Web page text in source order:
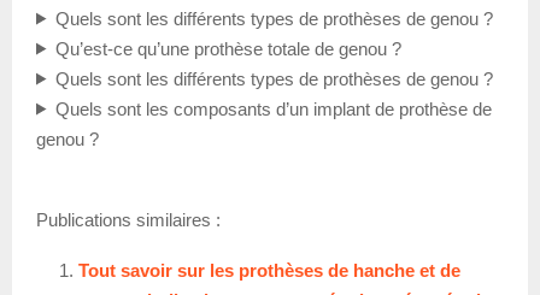
Quels sont les différents types de prothèses de genou ?
Qu’est-ce qu’une prothèse totale de genou ?
Quels sont les différents types de prothèses de genou ?
Quels sont les composants d’un implant de prothèse de
genou ?
Publications similaires :
Tout savoir sur les prothèses de hanche et de